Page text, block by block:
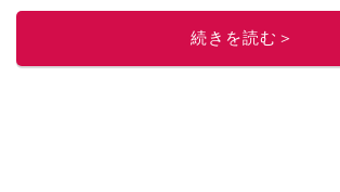
このイチオシス
続きを読む＞